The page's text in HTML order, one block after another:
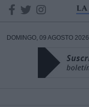
DOMINGO, 09 AGOSTO 2026
DATOS
Responsable: